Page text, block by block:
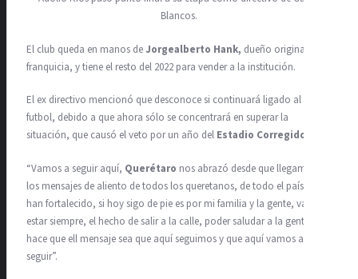
Blancos.
El club queda en manos deJorgealberto Hank, dueño original de la
franquicia, y tiene el resto del 2022 para vender a la institución.
El ex directivo mencionó que desconoce si continuará ligado al
futbol, debido a que ahora sólo se concentrará en superar la
situación, que causó el veto por un año del Estadio Corregidora.
“Vamos a seguir aquí, Querétaro nos abrazó desde que llegamos y
los mensajes de aliento de todos los queretanos, de todo el país, me
han fortalecido, si hoy sigo de pie es por mi familia y la gente, va a
estar siempre, el hecho de salir a la calle, poder saludar a la gente
hace que ell mensaje sea que aquí seguimos y que aquí vamos a
seguir”.